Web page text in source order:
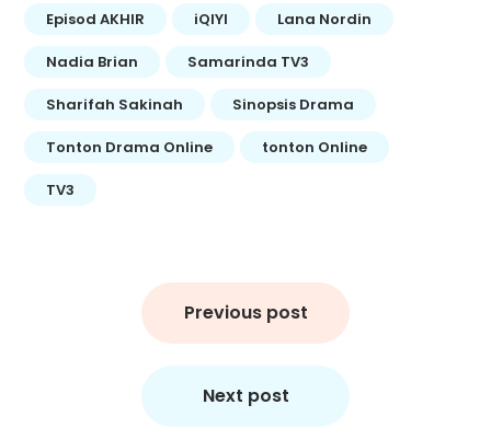
Episod AKHIR iQIYI Lana Nordin
Nadia Brian Samarinda TV3
Sharifah Sakinah Sinopsis Drama
Tonton Drama Online tonton Online
TV3
Previous post
Next post